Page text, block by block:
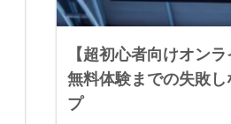
【超初心者向けオンラ
無料体験までの失敗し
プ